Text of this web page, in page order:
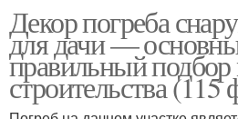
Декор погреба
для дачи —
правильный подбор
строительства (115